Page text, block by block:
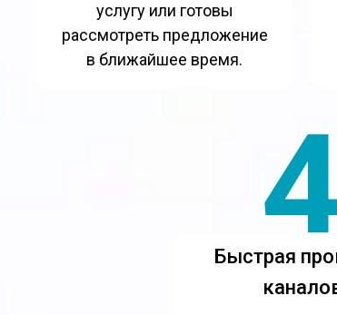
Быстрая
услугу или готовы
рассмотреть предложение
в ближайшее время.